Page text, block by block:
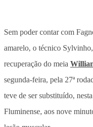
Sem poder contar com
amarelo, o técnico
recuperação do meia
segunda-feira, pela 27ª
teve de ser substituído,
Fluminense, aos nove